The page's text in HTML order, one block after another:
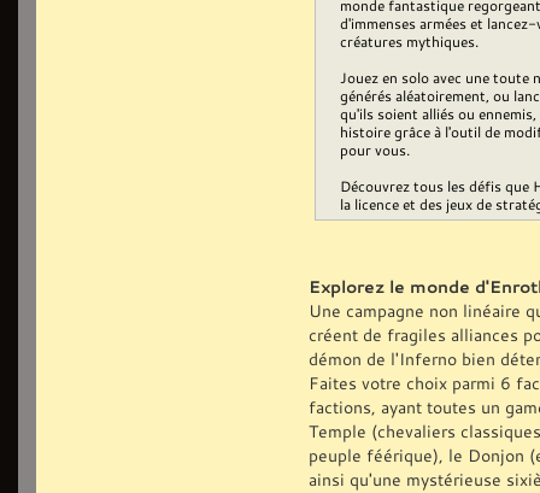
monde fantastique
d'immenses armées et
créatures mythiques.
Jouez en solo avec une toute
générés aléatoirement, ou
qu'ils soient alliés ou
histoire grâce à l'outil de
pour vous.
Découvrez tous les défis que
la licence et des jeux de
Explorez le monde
Une campagne non linéaire
créent de fragiles alliances
démon de l'Inferno bien
Faites votre choix parmi 6
factions, ayant toutes un
Temple (chevaliers
peuple féérique), le Donjon
ainsi qu'une mystérieuse